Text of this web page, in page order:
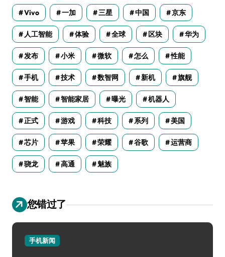
Vivo 一加 三星 中国 京东
人工智能 体验 全球 区块 华为
发布 小米 微软 怎么 性能
手机 技术 数智网 新机 旗舰
智能 智能家居 曝光 机器人
正式 游戏 科技 系列 美国
芯片 苹果 荣耀 谷歌 运营商
骁龙 高通 魅族
您错过了
手机新闻